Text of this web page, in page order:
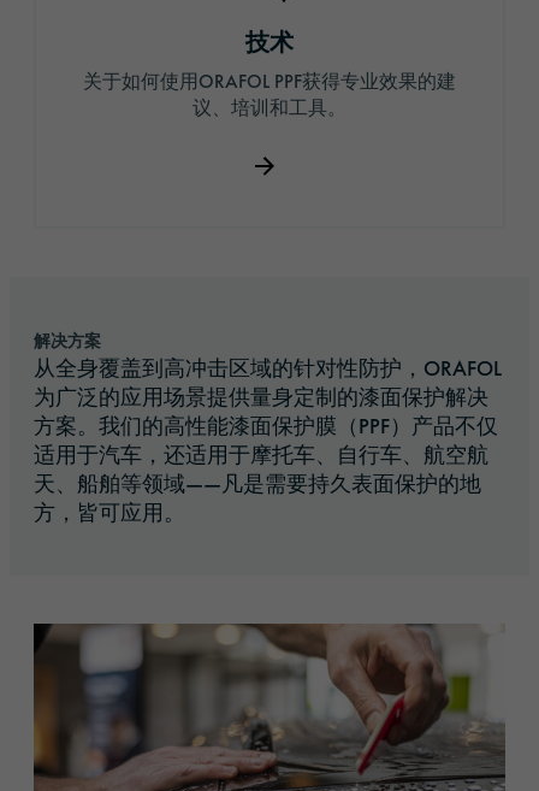
技术
关于如何使用ORAFOL PPF获得专业效果的建
议、培训和工具。
解决方案
从全身覆盖到高冲击区域的针对性防护，ORAFOL
为广泛的应用场景提供量身定制的漆面保护解决
方案。我们的高性能漆面保护膜（PPF）产品不仅
适用于汽车，还适用于摩托车、自行车、航空航
天、船舶等领域——凡是需要持久表面保护的地
方，皆可应用。